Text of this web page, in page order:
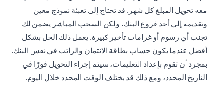
معه تحويل المبلغ كل شهر. قد تحتاج إلى تعبئة نموذج معين
وتقديمه إلى أحد فروع البنك، ولكن السحب المباشر يضمن لك
تجنب أي رسوم أو غرامات تأخير كبيرة. يعمل ذلك الحل بشكل
أفضل عندما يكون حساب بطاقة الائتمان والراتب في نفس البنك.
بمجرد أن تقوم بإعداد التعليمات، سيتم إجراء التحويل فورًا في
التاريخ المحدد، ومع ذلك قد يختلف الوقت المحدد خلال اليوم.